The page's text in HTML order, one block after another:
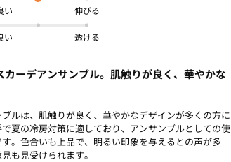
伸びる
透ける
ーデアンサンブル。肌触りが良く、華やかな
ルは、肌触りが良く、華やかなデザインが多くの方に
夏の冷房対策に適しており、アンサンブルとしての使
。色合いも上品で、明るい印象を与えるとの声が多
も見受けられます。